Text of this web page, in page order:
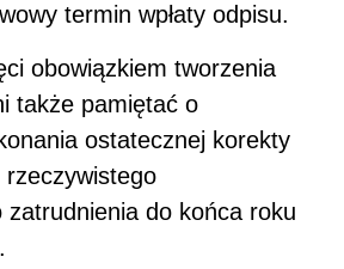
termin wpłaty odpisu.
obowiązkiem tworzenia
także pamiętać o
ostatecznej korekty
rzeczywistego
zatrudnienia do końca roku